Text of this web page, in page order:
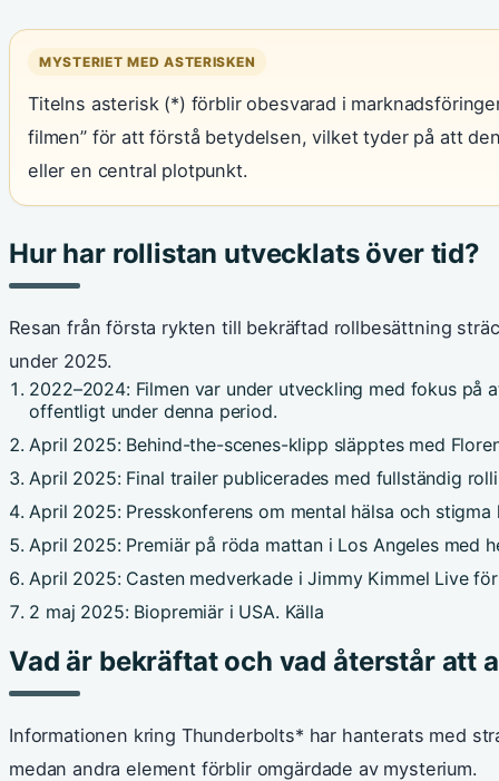
MYSTERIET MED ASTERISKEN
Titelns asterisk (*) förblir obesvarad i
filmen” för att förstå betydelsen, vilket tyder på att
eller en central plotpunkt.
Hur har rollistan utvecklats över tid?
Resan från första rykten till bekräftad rollbesättning
under 2025.
2022–2024: Filmen var under utveckling med fokus på
offentligt under denna period.
April 2025: Behind-the-scenes-klipp släpptes med
April 2025: Final trailer publicerades med fullständig
April 2025: Presskonferens om mental hälsa och
April 2025: Premiär på röda mattan i Los Angeles med
April 2025: Casten medverkade i Jimmy Kimmel Live
2 maj 2025: Biopremiär i USA. Källa
Vad är bekräftat och vad återstår att
Informationen kring Thunderbolts* har hanterats med
medan andra element förblir omgärdade av mysterium.